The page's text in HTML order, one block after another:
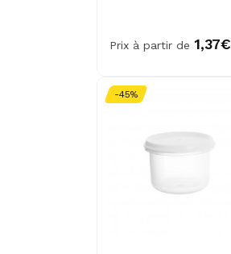
Prix à partir de 1,37€
-45%